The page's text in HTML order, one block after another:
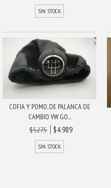
SIN STOCK
COFIA Y POMO, DE PALANCA DE
CAMBIO VW GO...
$5.275
$4.989
SIN STOCK